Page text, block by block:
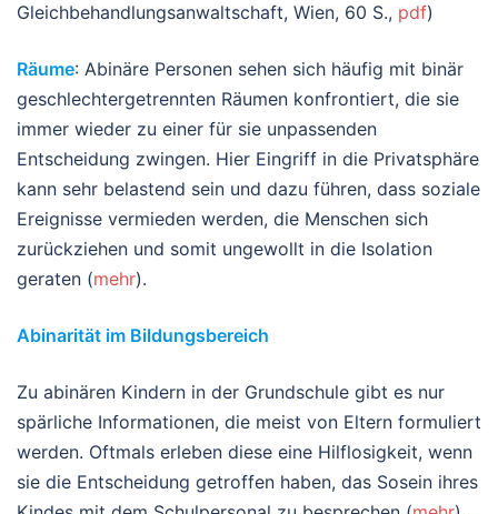
Gleichbehandlungsanwaltschaft, Wien, 60 S., pdf)
Räume: Abinäre Personen sehen sich häufig mit binär
geschlechtergetrennten Räumen konfrontiert, die sie
immer wieder zu einer für sie unpassenden
Entscheidung zwingen. Hier Eingriff in die Privatsphäre
kann sehr belastend sein und dazu führen, dass soziale
Ereignisse vermieden werden, die Menschen sich
zurückziehen und somit ungewollt in die Isolation
geraten (mehr).
Abinarität im Bildungsbereich
Zu abinären Kindern in der Grundschule gibt es nur
spärliche Informationen, die meist von Eltern formuliert
werden. Oftmals erleben diese eine Hilflosigkeit, wenn
sie die Entscheidung getroffen haben, das Sosein ihres